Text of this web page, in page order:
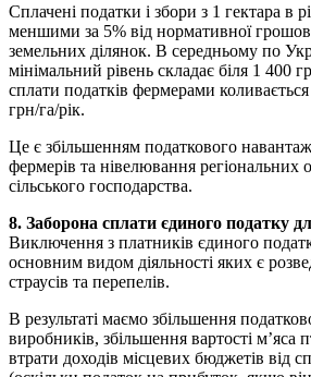
Сплачені податки і збори з 1 гектара в
меншими за 5% від нормативної
земельних ділянок. В середньому по
мінімальний рівень складає біля 1 400
сплати податків фермерами
грн/га/рік.
Це є збільшенням податкового
фермерів та нівелювання регіональних
сільського господарства.
8. Заборона сплати єдиного податку
Виключення з платників єдиного
основним видом діяльності яких є
страусів та перепелів.
В результаті маємо збільшення
виробників, збільшення вартості м’яса
втрати доходів місцевих бюджетів від